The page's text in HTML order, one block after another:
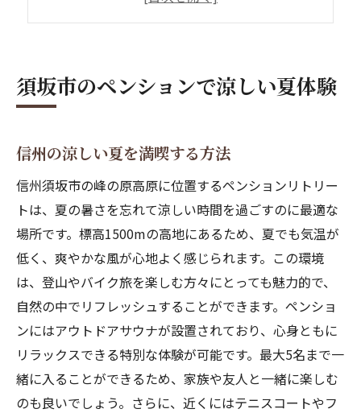
夏の暑さを忘れる涼しい場所
アウトドアサウナが魅力のペンション
ペンションのサウナでリラックス
自然の中でサウナを楽しむ
ペンションのサウナで心身リフレッシュ
サウナ体験の魅力と効果
アウトドアサウナの魅力を探る
峰の原高原ペンションで快適な休日
信州で過ごすリラックスな休日
ペンションでの静かなひととき
自然に囲まれた快適な時間
ペンションでの贅沢な休日体験
須坂市のペンションで涼しい夏体験
信州の涼しい夏を満喫する方法
信州須坂市の峰の原高原に位置するペンションリトリー
トは、夏の暑さを忘れて涼しい時間を過ごすのに最適な
場所です。標高1500mの高地にあるため、夏でも気温が
低く、爽やかな風が心地よく感じられます。この環境
は、登山やバイク旅を楽しむ方々にとっても魅力的で、
自然の中でリフレッシュすることができます。ペンショ
ンにはアウトドアサウナが設置されており、心身ともに
リラックスできる特別な体験が可能です。最大5名まで一
緒に入ることができるため、家族や友人と一緒に楽しむ
のも良いでしょう。さらに、近くにはテニスコートやフ